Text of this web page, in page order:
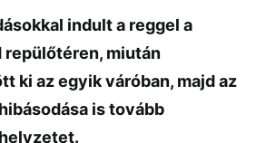
indult a reggel a
repülőtéren, miután
ki az egyik váróban, majd az
is tovább